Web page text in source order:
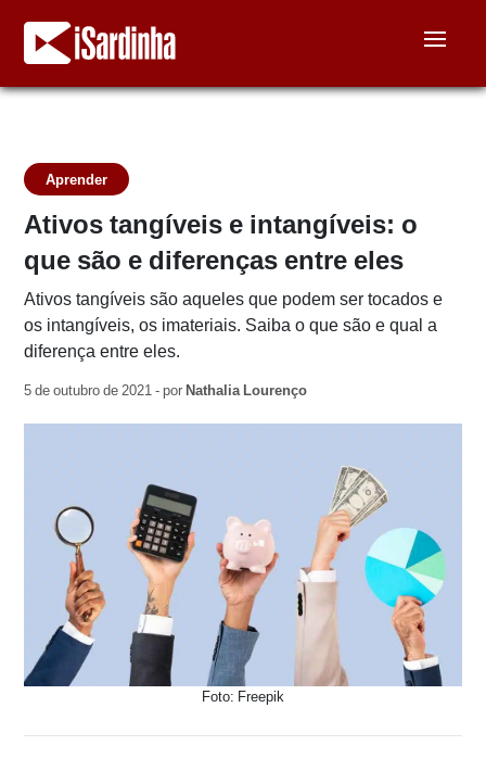
Aprender
Ativos tangíveis e intangíveis: o
que são e diferenças entre eles
Ativos tangíveis são aqueles que podem ser tocados e
os intangíveis, os imateriais. Saiba o que são e qual a
diferença entre eles.
5 de outubro de 2021 - por Nathalia Lourenço
Foto: Freepik